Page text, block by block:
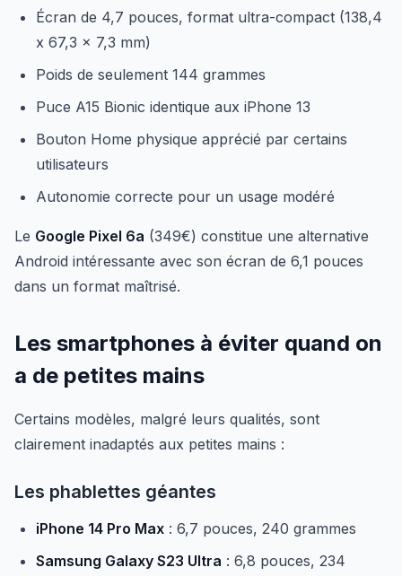
Écran de 4,7 pouces, format ultra-compact (138,4
x 67,3 x 7,3 mm)
Poids de seulement 144 grammes
Puce A15 Bionic identique aux iPhone 13
Bouton Home physique apprécié par certains
utilisateurs
Autonomie correcte pour un usage modéré
Le Google Pixel 6a (349€) constitue une alternative
Android intéressante avec son écran de 6,1 pouces
dans un format maîtrisé.
Les smartphones à éviter quand on
a de petites mains
Certains modèles, malgré leurs qualités, sont
clairement inadaptés aux petites mains :
Les phablettes géantes
iPhone 14 Pro Max : 6,7 pouces, 240 grammes
Samsung Galaxy S23 Ultra : 6,8 pouces, 234